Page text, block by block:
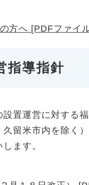
方へ [PDFファイ
指導指針
置運営に対する
留米市内を除く
ます。